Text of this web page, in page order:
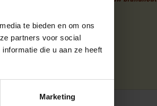
te bieden en om ons
partners voor social
die u aan ze heeft
Marketing